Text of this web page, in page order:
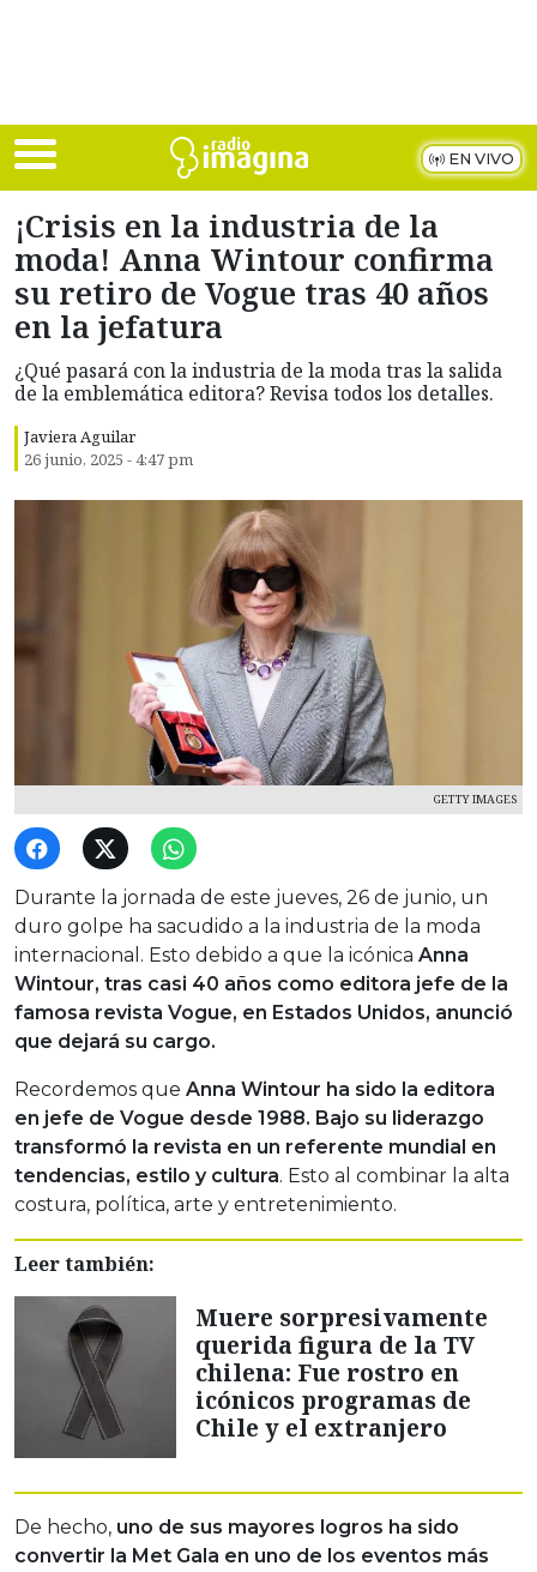
EN VIVO
¡Crisis en la industria de la
moda! Anna Wintour confirma
su retiro de Vogue tras 40 años
en la jefatura
¿Qué pasará con la industria de la moda tras la salida
de la emblemática editora? Revisa todos los detalles.
Javiera Aguilar
26 junio, 2025 - 4:47 pm
GETTY IMAGES
Durante la jornada de este jueves, 26 de junio, un
duro golpe ha sacudido a la industria de la moda
internacional. Esto debido a que la icónica Anna
Wintour, tras casi 40 años como editora jefe de la
famosa revista Vogue, en Estados Unidos, anunció
que dejará su cargo.
Recordemos que Anna Wintour ha sido la editora
en jefe de Vogue desde 1988. Bajo su liderazgo
transformó la revista en un referente mundial en
tendencias, estilo y cultura. Esto al combinar la alta
costura, política, arte y entretenimiento.
Leer también:
Muere sorpresivamente
querida figura de la TV
chilena: Fue rostro en
icónicos programas de
Chile y el extranjero
De hecho, uno de sus mayores logros ha sido
convertir la Met Gala en uno de los eventos más